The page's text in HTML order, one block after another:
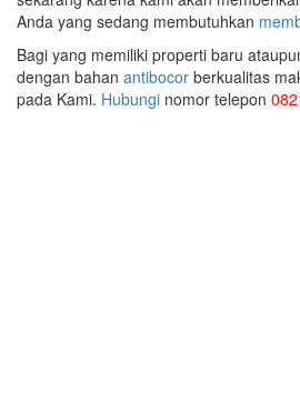
Anda yang sedang membutuhkan
Bagi yang memiliki properti baru
dengan bahan antibocor berkualitas
pada Kami. Hubungi nomor telepon